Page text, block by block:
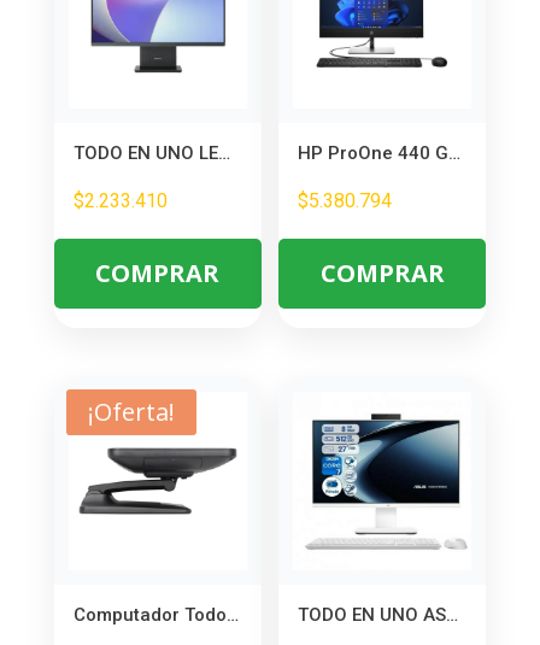
TODO EN UNO LENOVO 24IRH9 – INTEL CORE I5 13420H – TODO EN UNO LENOVO 24IRH9 – INTEL CORE I5 13420H – 8GB DDR5 – 512GB SSD – PANTALLA 23,8\
$2.233.410
COMPRAR
HP ProOne 440 G9P AiO 24 Core i7-14700 – Todo en Uno para Oficina y Diseño
$5.380.794
COMPRAR
¡Oferta!
Computador Todo en Uno JALTECH Core i5 15.6″ Táctil – Ideal para Oficina y Hogar TODO EN UNO ASUS V470VAK-WPE0700 – INTEL CORE I7 13620H – 8GB DDR5 – 512GB SSD – PANTALLA 27\